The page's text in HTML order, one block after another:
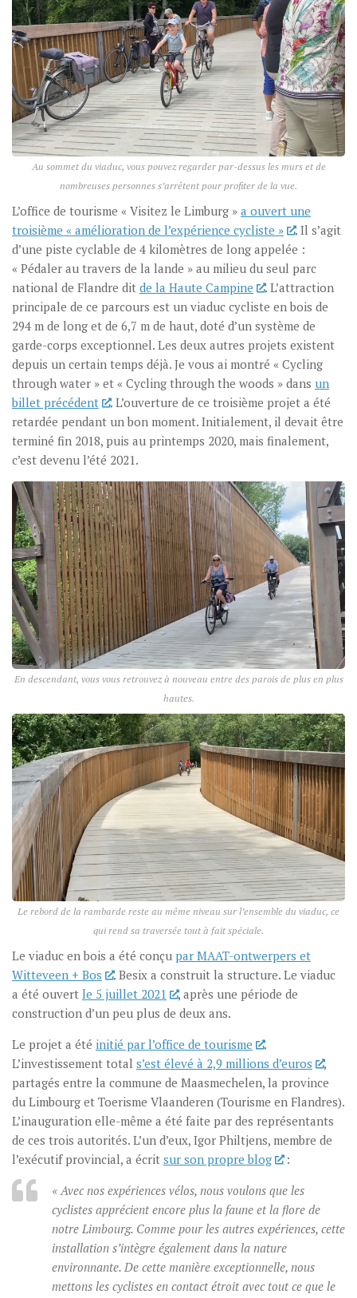
Au sommet du viaduc, vous pouvez regarder par-dessus les murs et de
nombreuses personnes s’arrêtent pour profiter de la vue.
L’office de tourisme « Visitez le Limburg » a ouvert une
troisième « amélioration de l’expérience cycliste »
. Il s’agit
d’une piste cyclable de 4 kilomètres de long appelée :
« Pédaler au travers de la lande » au milieu du seul parc
national de Flandre dit de la Haute Campine
. L’attraction
principale de ce parcours est un viaduc cycliste en bois de
294 m de long et de 6,7 m de haut, doté d’un système de
garde-corps exceptionnel. Les deux autres projets existent
depuis un certain temps déjà. Je vous ai montré « Cycling
through water » et « Cycling through the woods » dans un
billet précédent
. L’ouverture de ce troisième projet a été
retardée pendant un bon moment. Initialement, il devait être
terminé fin 2018, puis au printemps 2020, mais finalement,
c’est devenu l’été 2021.
En descendant, vous vous retrouvez à nouveau entre des parois de plus en plus
hautes.
Le rebord de la rambarde reste au même niveau sur l’ensemble du viaduc, ce
qui rend sa traversée tout à fait spéciale.
Le viaduc en bois a été conçu par MAAT-ontwerpers et
Witteveen + Bos
. Besix a construit la structure. Le viaduc
a été ouvert le 5 juillet 2021
, après une période de
construction d’un peu plus de deux ans.
Le projet a été initié par l’office de tourisme
.
L’investissement total s’est élevé à 2,9 millions d’euros
,
partagés entre la commune de Maasmechelen, la province
du Limbourg et Toerisme Vlaanderen (Tourisme en Flandres).
L’inauguration elle-même a été faite par des représentants
de ces trois autorités. L’un d’eux, Igor Philtjens, membre de
l’exécutif provincial, a écrit sur son propre blog
:
« Avec nos expériences vélos, nous voulons que les
cyclistes apprécient encore plus la faune et la flore de
notre Limbourg. Comme pour les autres expériences, cette
installation s’intègre également dans la nature
environnante. De cette manière exceptionnelle, nous
mettons les cyclistes en contact étroit avec tout ce que le